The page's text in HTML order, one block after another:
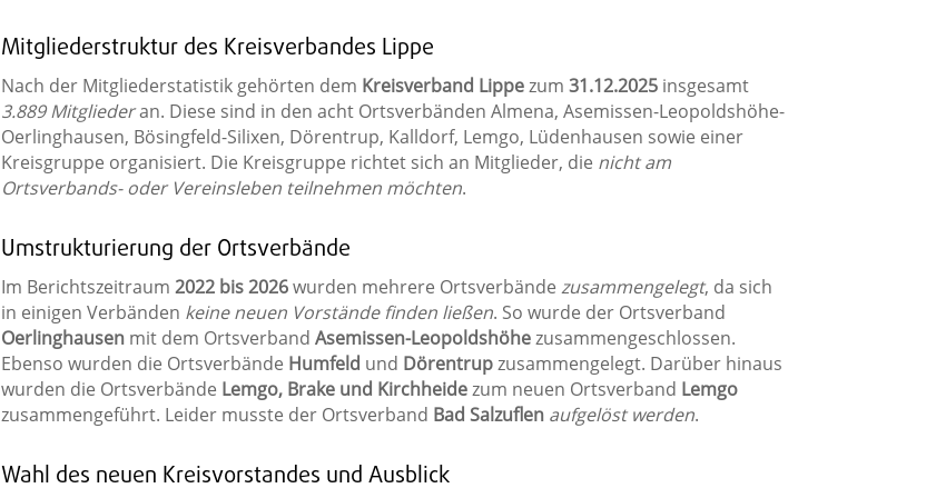
Mitgliederstruktur des Kreisverbandes Lippe
Nach der Mitgliederstatistik gehörten dem Kreisverband Lippezum 31.12.2025insgesamt
3.889 Mitgliederan. Diese sind in den acht Ortsverbänden Almena, Asemissen-Leopoldshöhe-
Oerlinghausen, Bösingfeld-Silixen, Dörentrup, Kalldorf, Lemgo, Lüdenhausen sowie einer
Kreisgruppe organisiert. Die Kreisgruppe richtet sich an Mitglieder, die nicht am
Ortsverbands- oder Vereinsleben teilnehmen möchten.
Umstrukturierung der Ortsverbände
Im Berichtszeitraum 2022 bis 2026wurden mehrere Ortsverbände zusammengelegt, da sich
in einigen Verbänden keine neuen Vorstände finden ließen. So wurde der Ortsverband
Oerlinghausenmit dem Ortsverband Asemissen-Leopoldshöhezusammengeschlossen.
Ebenso wurden die Ortsverbände Humfeld und Dörentrupzusammengelegt. Darüber hinaus
wurden die Ortsverbände Lemgo, Brake und Kirchheidezum neuen Ortsverband Lemgo
zusammengeführt. Leider musste der Ortsverband Bad Salzuflen aufgelöst werden.
Wahl des neuen Kreisvorstandes und Ausblick